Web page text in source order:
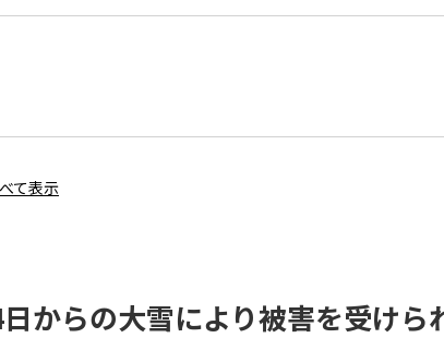
て表示
からの大雪により被害を受けら